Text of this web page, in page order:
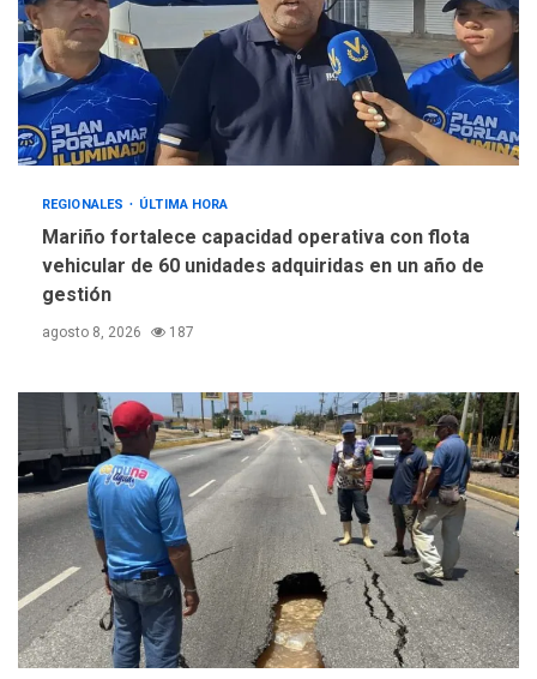
REGIONALES ÚLTIMA HORA
Mariño fortalece capacidad operativa con flota
vehicular de 60 unidades adquiridas en un año de
gestión
agosto 8, 2026 187